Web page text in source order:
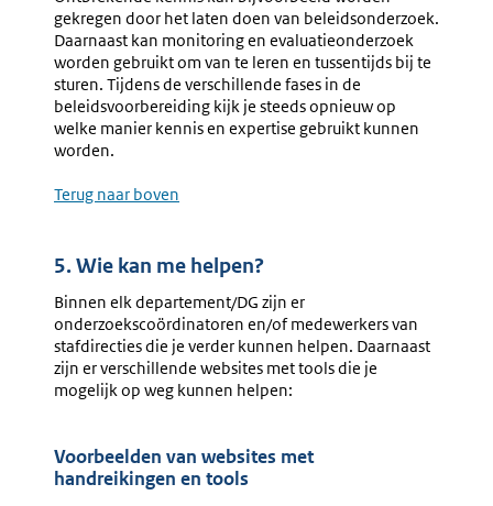
gekregen door het laten doen van beleidsonderzoek.
Daarnaast kan monitoring en evaluatieonderzoek
worden gebruikt om van te leren en tussentijds bij te
sturen. Tijdens de verschillende fases in de
beleidsvoorbereiding kijk je steeds opnieuw op
welke manier kennis en expertise gebruikt kunnen
worden.
Terug naar boven
5. Wie kan me helpen?
Binnen elk departement/DG zijn er
onderzoekscoördinatoren en/of medewerkers van
stafdirecties die je verder kunnen helpen. Daarnaast
zijn er verschillende websites met tools die je
mogelijk op weg kunnen helpen:
Voorbeelden van websites met
handreikingen en tools